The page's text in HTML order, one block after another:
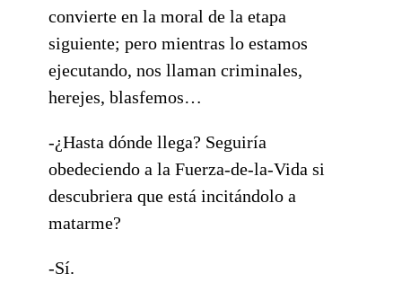
convierte en la moral de la etapa
siguiente; pero mientras lo estamos
ejecutando, nos llaman criminales,
herejes, blasfemos…
-¿Hasta dónde llega? Seguiría
obedeciendo a la Fuerza-de-la-Vida si
descubriera que está incitándolo a
matarme?
-Sí.